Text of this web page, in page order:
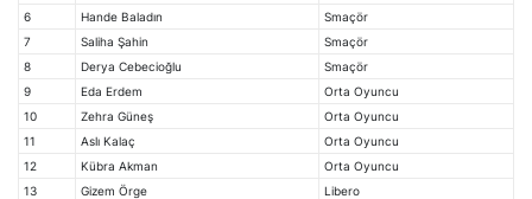
6
Hande Baladın
Smaçör
7
Saliha Şahin
Smaçör
8
Derya Cebecioğlu
Smaçör
9
Eda Erdem
Orta Oyuncu
10
Zehra Güneş
Orta Oyuncu
11
Aslı Kalaç
Orta Oyuncu
12
Kübra Akman
Orta Oyuncu
13
Gizem Örge
Libero